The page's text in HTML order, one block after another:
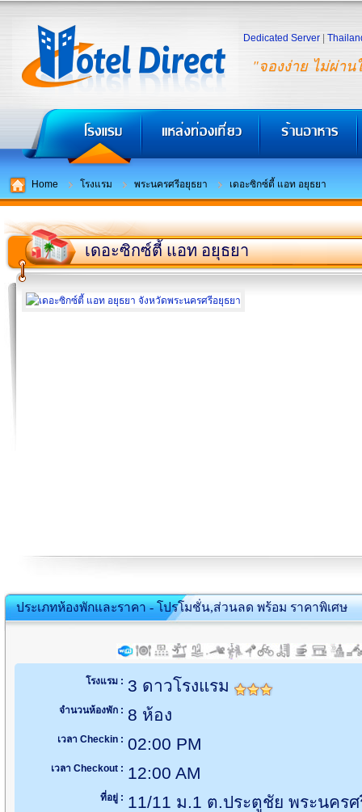
"จองง่าย ไม่ผ่าน
Dedicated Server
Home โรงแรม พระนครศรีอยุธยา เดอะซิกซ์ตี้ แอท อยุธยา
เดอะซิกซ์ตี้ แอท อยุธยา
ประเภทห้องพักและราคา - โปรโมชั่น,ส่วนลด พร้อม ราคาพิเศษ
โรงแรม : 3 ดาวโรงแรม
จำนวนห้องพัก : 8 ห้อง
เวลา Checkin : 02:00 PM
เวลา Checkout : 12:00 AM
ที่อยู่ : 11/11 ม.1 ต.ประตูชัย พระนคร